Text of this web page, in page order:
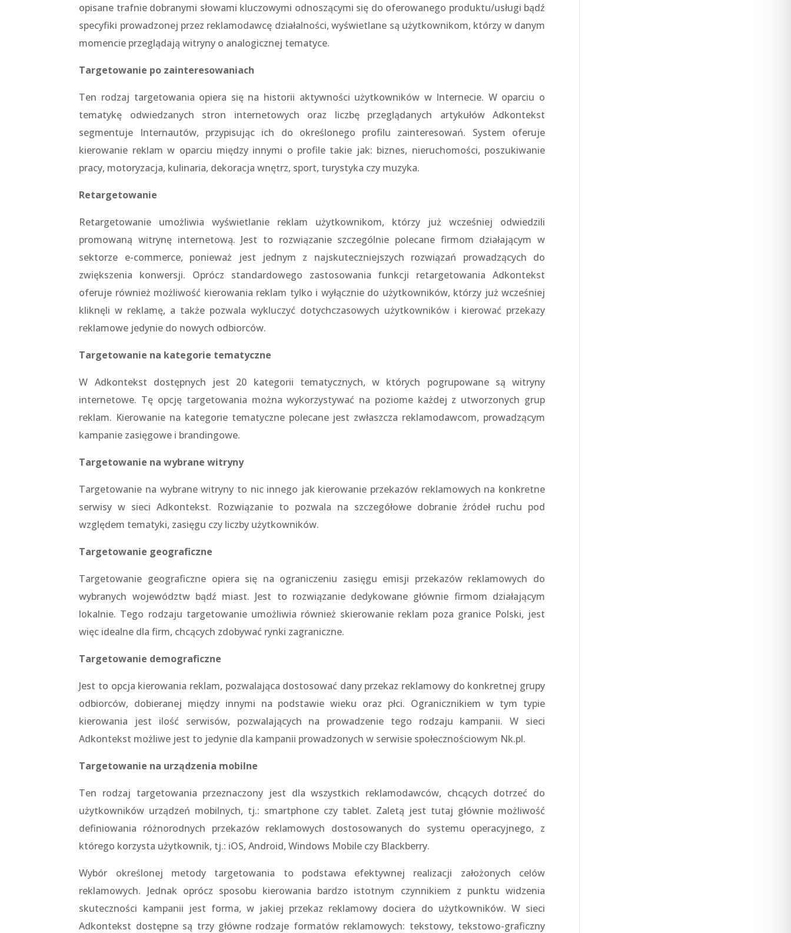
opisane trafnie dobranymi słowami kluczowymi odnoszącymi się do oferowanego produktu/usługi bądź
specyfiki prowadzonej przez reklamodawcę działalności, wyświetlane są użytkownikom, którzy w danym
momencie przeglądają witryny o analogicznej tematyce.
Targetowanie po zainteresowaniach
Ten rodzaj targetowania opiera się na historii aktywności użytkowników w Internecie. W oparciu o
tematykę odwiedzanych stron internetowych oraz liczbę przeglądanych artykułów Adkontekst
segmentuje Internautów, przypisując ich do określonego profilu zainteresowań. System oferuje
kierowanie reklam w oparciu między innymi o profile takie jak: biznes, nieruchomości, poszukiwanie
pracy, motoryzacja, kulinaria, dekoracja wnętrz, sport, turystyka czy muzyka.
Retargetowanie
Retargetowanie umożliwia wyświetlanie reklam użytkownikom, którzy już wcześniej odwiedzili
promowaną witrynę internetową. Jest to rozwiązanie szczególnie polecane firmom działającym w
sektorze e-commerce, ponieważ jest jednym z najskuteczniejszych rozwiązań prowadzących do
zwiększenia konwersji. Oprócz standardowego zastosowania funkcji retargetowania Adkontekst
oferuje również możliwość kierowania reklam tylko i wyłącznie do użytkowników, którzy już wcześniej
kliknęli w reklamę, a także pozwala wykluczyć dotychczasowych użytkowników i kierować przekazy
reklamowe jedynie do nowych odbiorców.
Targetowanie na kategorie tematyczne
W Adkontekst dostępnych jest 20 kategorii tematycznych, w których pogrupowane są witryny
internetowe. Tę opcję targetowania można wykorzystywać na poziome każdej z utworzonych grup
reklam. Kierowanie na kategorie tematyczne polecane jest zwłaszcza reklamodawcom, prowadzącym
kampanie zasięgowe i brandingowe.
Targetowanie na wybrane witryny
Targetowanie na wybrane witryny to nic innego jak kierowanie przekazów reklamowych na konkretne
serwisy w sieci Adkontekst. Rozwiązanie to pozwala na szczegółowe dobranie źródeł ruchu pod
względem tematyki, zasięgu czy liczby użytkowników.
Targetowanie geograficzne
Targetowanie geograficzne opiera się na ograniczeniu zasięgu emisji przekazów reklamowych do
wybranych województw bądź miast. Jest to rozwiązanie dedykowane głównie firmom działającym
lokalnie. Tego rodzaju targetowanie umożliwia również skierowanie reklam poza granice Polski, jest
więc idealne dla firm, chcących zdobywać rynki zagraniczne.
Targetowanie demograficzne
Jest to opcja kierowania reklam, pozwalająca dostosować dany przekaz reklamowy do konkretnej grupy
odbiorców, dobieranej między innymi na podstawie wieku oraz płci. Ogranicznikiem w tym typie
kierowania jest ilość serwisów, pozwalających na prowadzenie tego rodzaju kampanii. W sieci
Adkontekst możliwe jest to jedynie dla kampanii prowadzonych w serwisie społecznościowym Nk.pl.
Targetowanie na urządzenia mobilne
Ten rodzaj targetowania przeznaczony jest dla wszystkich reklamodawców, chcących dotrzeć do
użytkowników urządzeń mobilnych, tj.: smartphone czy tablet. Zaletą jest tutaj głównie możliwość
definiowania różnorodnych przekazów reklamowych dostosowanych do systemu operacyjnego, z
którego korzysta użytkownik, tj.: iOS, Android, Windows Mobile czy Blackberry.
Wybór określonej metody targetowania to podstawa efektywnej realizacji założonych celów
reklamowych. Jednak oprócz sposobu kierowania bardzo istotnym czynnikiem z punktu widzenia
skuteczności kampanii jest forma, w jakiej przekaz reklamowy dociera do użytkowników. W sieci
Adkontekst dostępne są trzy główne rodzaje formatów reklamowych: tekstowy, tekstowo-graficzny